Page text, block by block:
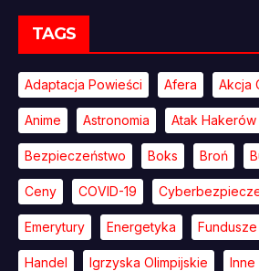
TAGS
Adaptacja Powieści Afera Akcja
Anime Astronomia Atak Hakerów
Bezpieczeństwo Boks Broń
Ceny COVID-19
Emerytury Energetyka
Handel Igrzyska Olimpijskie Inne